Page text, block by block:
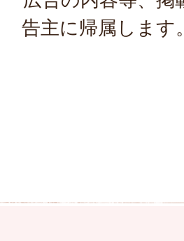
告主に帰属します